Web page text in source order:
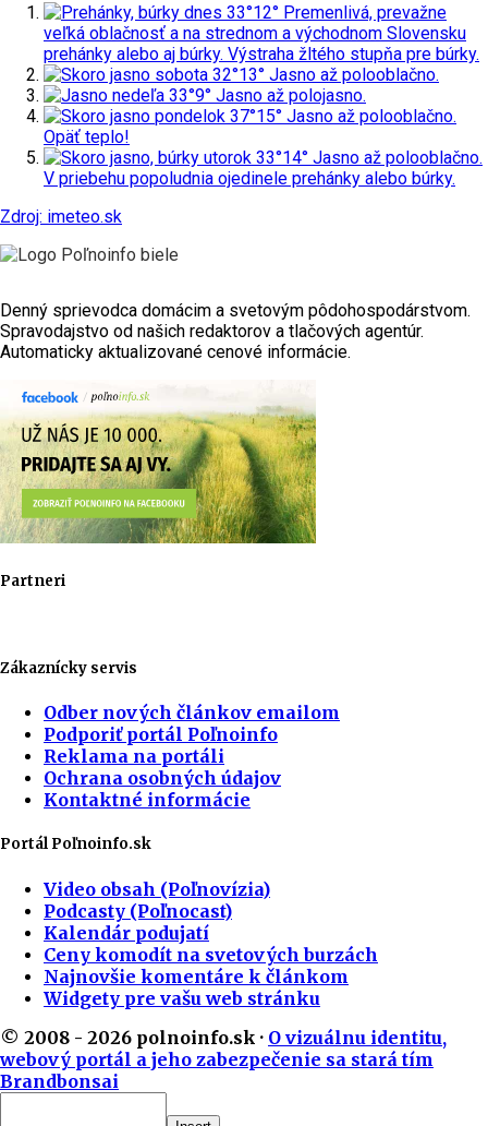
dnes 33°12° Premenlivá, prevažne
veľká oblačnosť a na strednom a východnom Slovensku
prehánky alebo aj búrky. Výstraha žltého stupňa pre búrky.
sobota 32°13° Jasno až polooblačno.
nedeľa 33°9° Jasno až polojasno.
pondelok 37°15° Jasno až polooblačno.
Opäť teplo!
utorok 33°14° Jasno až polooblačno.
V priebehu popoludnia ojedinele prehánky alebo búrky.
Zdroj: imeteo.sk
Denný sprievodca domácim a svetovým pôdohospodárstvom.
Spravodajstvo od našich redaktorov a tlačových agentúr.
Automaticky aktualizované cenové informácie.
Partneri
Zákaznícky servis
Odber nových článkov emailom
Podporiť portál Poľnoinfo
Reklama na portáli
Ochrana osobných údajov
Kontaktné informácie
Portál Poľnoinfo.sk
Video obsah (Poľnovízia)
Podcasty (Poľnocast)
Kalendár podujatí
Ceny komodít na svetových burzách
Najnovšie komentáre k článkom
Widgety pre vašu web stránku
© 2008 - 2026 polnoinfo.sk · O vizuálnu identitu,
webový portál a jeho zabezpečenie sa stará tím
Brandbonsai